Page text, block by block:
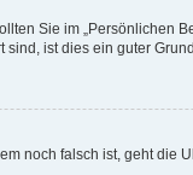
Sie im „Persönlichen
ist dies ein guter
noch falsch ist, geht die